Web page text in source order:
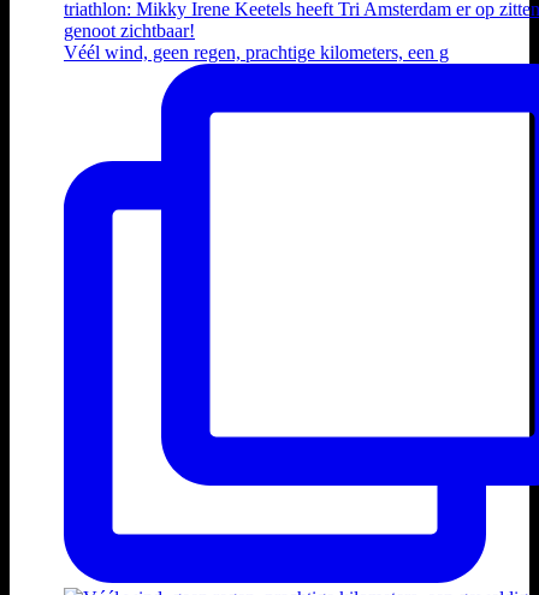
Véél wind, geen regen, prachtige kilometers, een g